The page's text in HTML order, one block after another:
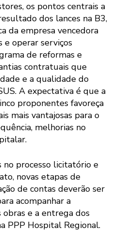
os pontos centrais a
dos lances na B3,
da empresa vencedora
e operar serviços
de reformas e
contratuais que
e a qualidade do
A expectativa é que a
proponentes favoreça
mais vantajosas para o
melhorias no
no processo licitatório e
novas etapas de
de contas deverão ser
acompanhar a
e a entrega dos
PPP Hospital Regional.